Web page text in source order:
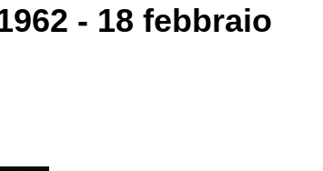
- 18 febbraio